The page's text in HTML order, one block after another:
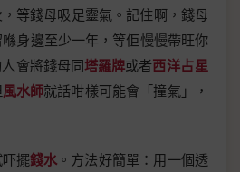
等錢母吸足靈氣。記住啊，錢母
身邊至少一年，等佢慢慢帶旺你
會將錢母同塔羅牌或者西洋占星
風水師就話咁樣可能會「撞氣」，
擺錢水 。方法好簡單：用一個透